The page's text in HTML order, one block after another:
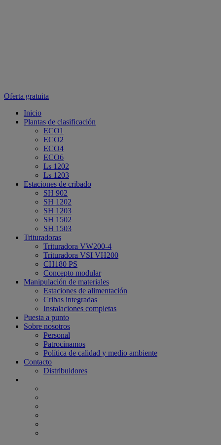
Oferta gratuita
Inicio
Plantas de clasificación
ECO1
ECO2
ECO4
ECO6
Ls 1202
Ls 1203
Estaciones de cribado
SH 902
SH 1202
SH 1203
SH 1502
SH 1503
Trituradoras
Trituradora VW200-4
Trituradora VSI VH200
CH180 PS
Concepto modular
Manipulación de materiales
Estaciones de alimentación
Cribas integradas
Instalaciones completas
Puesta a punto
Sobre nosotros
Personal
Patrocinamos
Política de calidad y medio ambiente
Contacto
Distribuidores